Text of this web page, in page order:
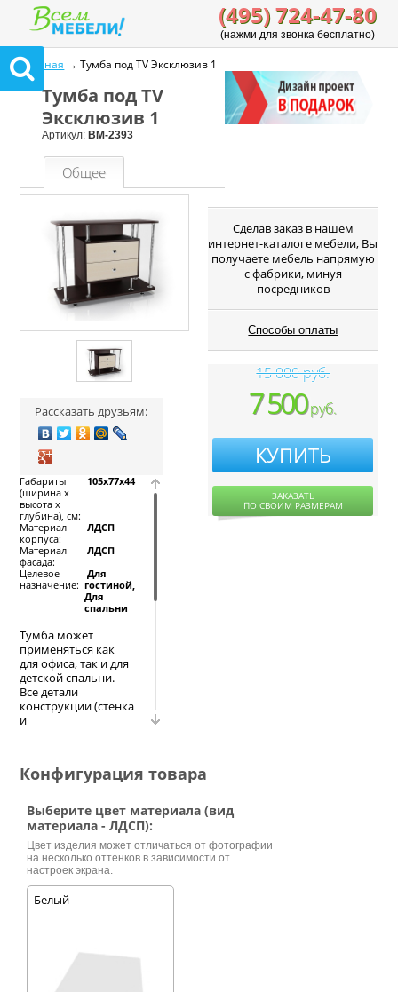
(495) 724-47-80
(нажми для звонка бесплатно)
Главная → Тумба под ТV Эксклюзив 1
Тумба под ТV
Эксклюзив 1
Артикул: ВМ-2393
Общее
Рассказать друзьям:
Габариты
(ширина х
высота х
глубина), см:
105x77x44
Материал
корпуса:
ЛДСП
Материал
фасада:
ЛДСП
Целевое
назначение:
Для
гостиной,
Для
спальни
Тумба может
применяться как
для офиса, так и для
детской спальни.
Все детали
конструкции (стенка
и
открытые полки,
закрытые шкафчики
для мелких
принадлежностей.
Два шкафа
большего размера.
Имеется
специальное
пространство для
компьютера и ниша
широкий диапазон
расцветок.
Cделав заказ в нашем
интернет-каталоге мебели, Вы
получаете мебель напрямую
с фабрики, минуя
посредников
Способы оплаты
15 000 руб.
7 500руб.
КУПИТЬ
ЗАКАЗАТЬ
ПО СВОИМ РАЗМЕРАМ
Конфигурация товара
Выберите цвет материала (вид
материала - ЛДСП):
Цвет изделия может отличаться от фотографии
на несколько оттенков в зависимости от
настроек экрана.
Белый